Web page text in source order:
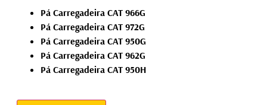
Pá Carregadeira CAT 966G
Pá Carregadeira CAT 972G
Pá Carregadeira CAT 950G
Pá Carregadeira CAT 962G
Pá Carregadeira CAT 950H